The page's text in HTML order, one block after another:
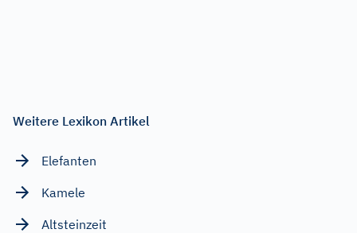
Weitere Lexikon Artikel
Elefanten
Kamele
Altsteinzeit